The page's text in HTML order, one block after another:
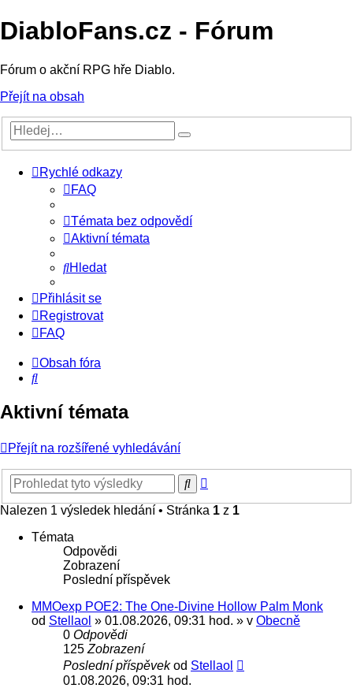
DiabloFans.cz - Fórum
Fórum o akční RPG hře Diablo.
Přejít na obsah
Rychlé odkazy
FAQ
Témata bez odpovědí
Aktivní témata
Hledat
Přihlásit se
Registrovat
FAQ
Obsah fóra
Hledat
Aktivní témata
Přejít na rozšířené vyhledávání
Hledat
Nalezen 1 výsledek hledání • Stránka 1 z 1
Témata
Odpovědi
Zobrazení
Poslední příspěvek
MMOexp POE2: The One-Divine Hollow Palm Monk
od Stellaol » 01.08.2026, 09:31 hod. » v Obecně
0 Odpovědi
125 Zobrazení
Poslední příspěvekod Stellaol
01.08.2026, 09:31 hod.